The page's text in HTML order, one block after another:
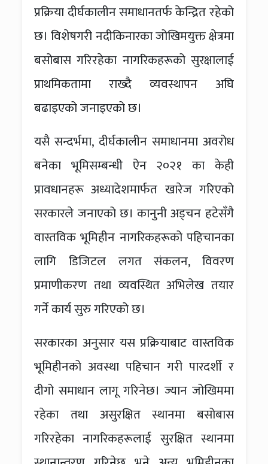
प्रक्रिया दीर्घकालीन समाधानतर्फ केन्द्रित रहेको
छ। विशेषगरी नदीकिनारका जोखिमयुक्त क्षेत्रमा
बसोबास गरिरहेका नागरिकहरूको सुरक्षालाई
प्राथमिकतामा राख्दै व्यवस्थापन अघि
बढाइएको जनाइएको छ।
यसै सन्दर्भमा, दीर्घकालीन समाधानमा अवरोध
बनेका भूमिसम्बन्धी ऐन २०२१ का केही
प्रावधानहरू अध्यादेशमार्फत खारेज गरिएको
सरकारले जनाएको छ। कानुनी अड्चन हटेसँगै
वास्तविक भूमिहीन नागरिकहरूको पहिचानका
लागि डिजिटल लगत संकलन, विवरण
प्रमाणीकरण तथा व्यवस्थित अभिलेख तयार
गर्ने कार्य सुरु गरिएको छ।
सरकारका अनुसार यस प्रक्रियाबाट वास्तविक
भूमिहीनको अवस्था पहिचान गरी पारदर्शी र
दीगो समाधान लागू गरिनेछ। ज्यान जोखिममा
रहेका तथा असुरक्षित स्थानमा बसोबास
गरिरहेका नागरिकहरूलाई सुरक्षित स्थानमा